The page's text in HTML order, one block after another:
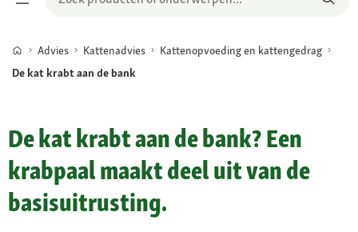
Advies Kattenadvies
Kattenopvoeding en kattengedrag
De kat krabt aan de bank
De kat krabt aan de bank? Een
krabpaal maakt deel uit van de
basisuitrusting.